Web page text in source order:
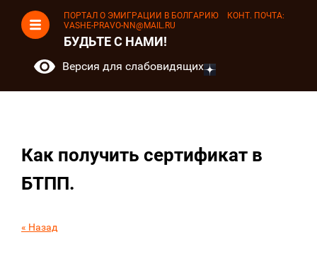
ПОРТАЛ О ЭМИГРАЦИИ В БОЛГАРИЮ КОНТ. ПОЧТА:
VASHE-PRAVO-NN@MAIL.RU
БУДЬТЕ С НАМИ!
Версия для слабовидящих
Как получить сертификат в
БТПП.
« Назад